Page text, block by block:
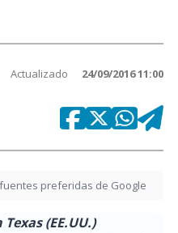
Actualizado 24/09/2016 11:00
preferidas de Google
(EE.UU.)